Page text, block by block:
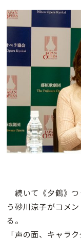
続いて《夕鶴》つ
う砂川涼子がコメ
る。
「声の面、キャラ